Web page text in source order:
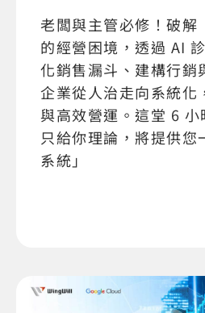
老闆與主管必修！破解
的經營困境，透過 AI
化銷售漏斗、建構行銷
企業從人治走向系統化
與高效營運。這堂 6 小
只給你理論，將提供您
系統」